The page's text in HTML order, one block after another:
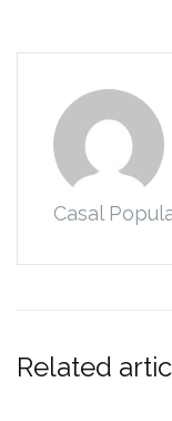
Casal
Related